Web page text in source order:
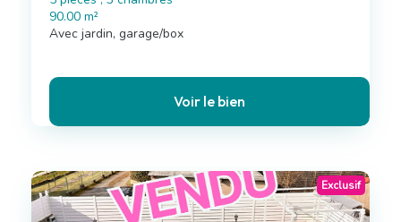
90.00 m²
Avec jardin, garage/box
Voir le bien
Exclusif